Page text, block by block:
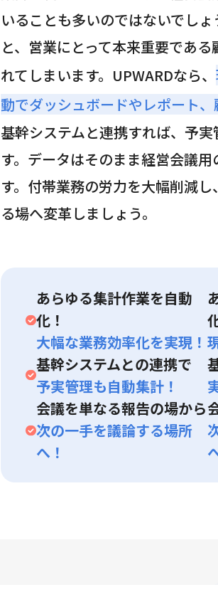
いることも多いのではないでし
と、営業にとって本来重要であ
れてしまいます。UPWARDなら、
動でダッシュボードやレポート
基幹システムと連携すれば、予
す。データはそのまま経営会議
す。付帯業務の労力を大幅削減
る場へ変革しましょう。
あらゆる集計作業を自動
化！
大幅な業務効率化を実現！
基幹システムとの連携で
予実管理も自動集計！
会議を単なる報告の場から
次の一手を議論する場所
へ！